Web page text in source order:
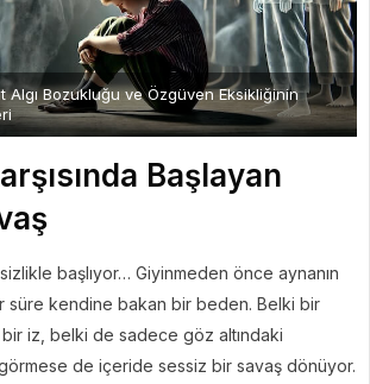
Algı Bozukluğu ve Özgüven Eksikliğinin
Başlayan
başlıyor… Giyinmeden önce aynanın
süre kendine bakan bir beden. Belki bir
bir iz, belki de sadece göz altındaki
de içeride sessiz bir savaş dönüyor.